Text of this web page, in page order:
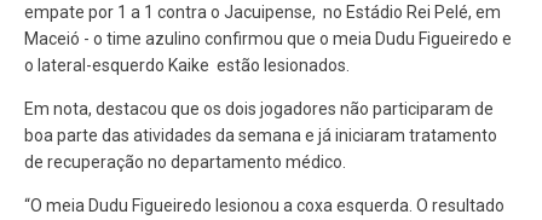
empate por 1 a 1 contra o Jacuipense, no Estádio Rei Pelé, em
Maceió - o time azulino confirmou que o meia Dudu Figueiredo e
o lateral-esquerdo Kaike estão lesionados.
Em nota, destacou que os dois jogadores não participaram de
boa parte das atividades da semana e já iniciaram tratamento
de recuperação no departamento médico.
“O meia Dudu Figueiredo lesionou a coxa esquerda. O resultado